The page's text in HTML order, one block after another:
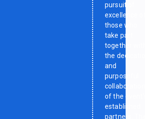
pursuit of
excellence
those who
take part
together
the
and
purposeful
collaboration
of the
established
partners.